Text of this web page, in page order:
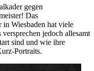
gegen
Das
Wiesbaden hat viele
jedoch allesamt
sind und wie ihre
Portraits.